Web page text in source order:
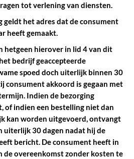
tot verlening van diensten.
geldt het adres dat de consument
heeft gemaakt.
hetgeen hierover in lid 4 van dit
bedrijf geaccepteerde
spoed doch uiterlijk binnen 30
consument akkoord is gegaan met
Indien de bezorging
of indien een bestelling niet dan
kan worden uitgevoerd, ontvangt
uiterlijk 30 dagen nadat hij de
bericht. De consument heeft in
de overeenkomst zonder kosten te